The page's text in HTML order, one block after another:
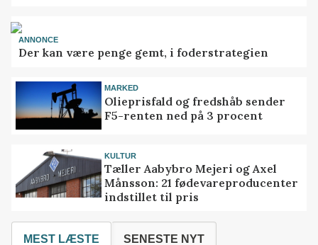
ANNONCE
Der kan være penge gemt, i foderstrategien
MARKED
Olieprisfald og fredshåb sender
F5-renten ned på 3 procent
KULTUR
Tæller Aabybro Mejeri og Axel
Månsson: 21 fødevareproducenter
indstillet til pris
MEST LÆSTE SENESTE NYT